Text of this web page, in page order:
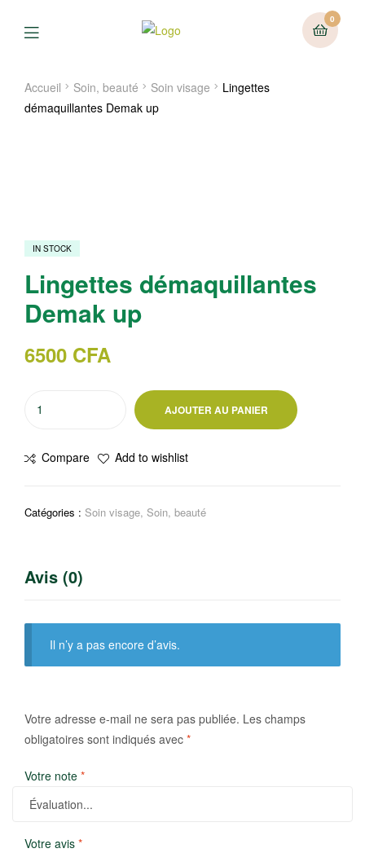
0
Menu
Accueil Soin, beauté Soin visage
Lingettes
démaquillantes Demak up
IN STOCK
Lingettes démaquillantes
Demak up
6500 CFA
démaquillantes
AJOUTER AU PANIER
Compare Add to wishlist
Catégories : Soin visage, Soin, beauté
Avis (0)
Il n’y a pas encore d’avis.
Votre adresse e-mail ne sera pas publiée. Les champs
obligatoires sont indiqués avec *
Votre note *
Votre avis *